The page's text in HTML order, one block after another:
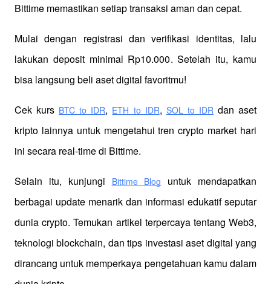
Bittime memastikan setiap transaksi aman dan cepat.
Mulai dengan registrasi dan verifikasi identitas, lalu
lakukan deposit minimal Rp10.000. Setelah itu, kamu
bisa langsung beli aset digital favoritmu!
Cek kurs BTC to IDR, ETH to IDR, SOL to IDR dan aset
kripto lainnya untuk mengetahui tren crypto market hari
ini secara real-time di Bittime.
Selain itu, kunjungi Bittime Blog
untuk mendapatkan
berbagai update menarik dan informasi edukatif seputar
dunia crypto. Temukan artikel terpercaya tentang Web3,
teknologi blockchain, dan tips investasi aset digital yang
dirancang untuk memperkaya pengetahuan kamu dalam